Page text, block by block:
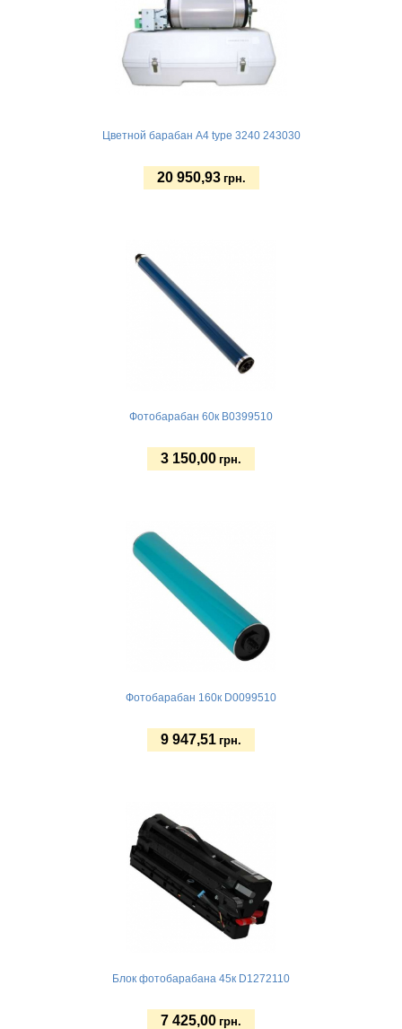
Цветной барабан А4 type 3240 243030
20 950,93 грн.
Фотобарабан 60к B0399510
3 150,00 грн.
Фотобарабан 160к D0099510
9 947,51 грн.
Блок фотобарабана 45к D1272110
7 425,00 грн.